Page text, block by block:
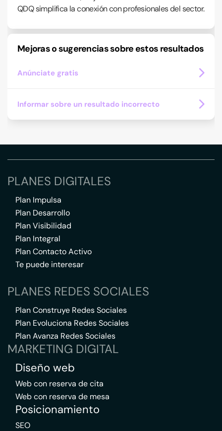
QDQ simplifica la conexión con profesionales del sector.
Mejoras o sugerencias sobre estos resultados
Anúnciate gratis
Informar sobre un resultado incorrecto
PLANES DIGITALES
Plan Impulsa
Plan Desarrollo
Plan Visibilidad
Plan Integral
Plan Contacto Activo
Te puede interesar
PLANES REDES SOCIALES
Plan Construye Redes Sociales
Plan Evoluciona Redes Sociales
Plan Avanza Redes Sociales
MARKETING DIGITAL
Diseño web
Web con reserva de cita
Web con reserva de mesa
Posicionamiento
SEO